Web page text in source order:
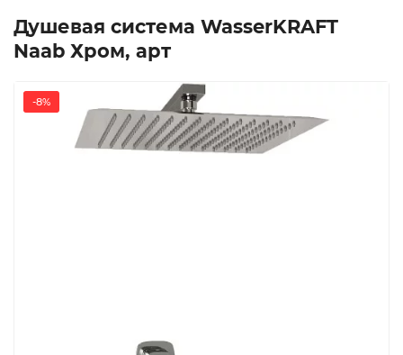
Душевая система WasserKRAFT
Naab Хром, арт
-8%